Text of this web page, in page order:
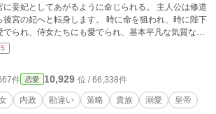
妾妃としてあがるように命じられる。 主人公は修道
後宮の妃へと転身します。 時に命を狙われ、時に陛下
でられ、侍女たちにも愛でられ、基本平凡な気質なが
れなりにがんばって居場所を作ってきます。 現在、後
して家出中。陛下は戦争中。 この作品は、小説家
う、アルファポリス、カクヨムで試験的なマルチ投稿
います。 よろしくお願いします。
件 恋愛 10,929 位 / 66,338件
内政 勘違い 策略 貴族 溺愛 皇帝